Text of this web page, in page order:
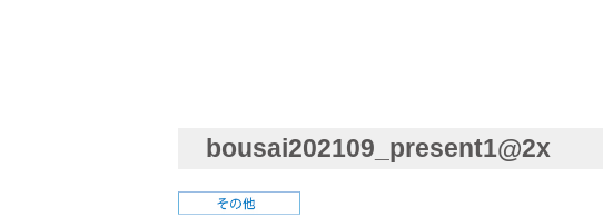
bousai202109_present1@2x